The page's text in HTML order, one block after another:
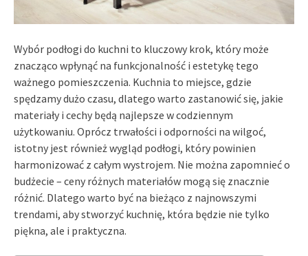
Wybór podłogi do kuchni to kluczowy krok, który może
znacząco wpłynąć na funkcjonalność i estetykę tego
ważnego pomieszczenia. Kuchnia to miejsce, gdzie
spędzamy dużo czasu, dlatego warto zastanowić się, jakie
materiały i cechy będą najlepsze w codziennym
użytkowaniu. Oprócz trwałości i odporności na wilgoć,
istotny jest również wygląd podłogi, który powinien
harmonizować z całym wystrojem. Nie można zapomnieć o
budżecie – ceny różnych materiałów mogą się znacznie
różnić. Dlatego warto być na bieżąco z najnowszymi
trendami, aby stworzyć kuchnię, która będzie nie tylko
piękna, ale i praktyczna.